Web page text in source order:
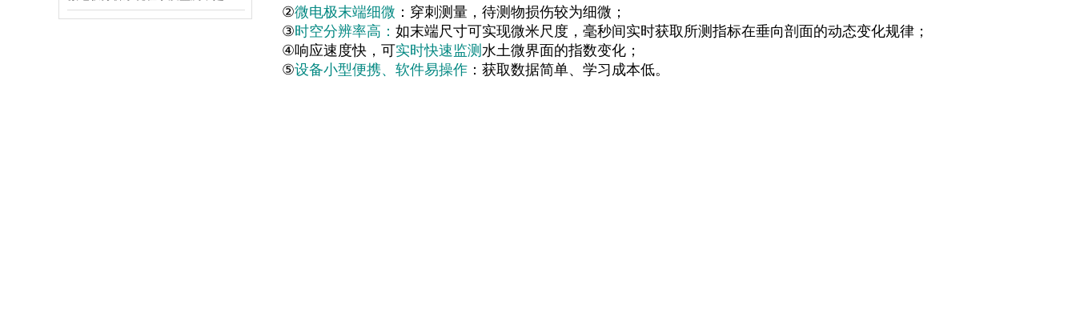
②微电极末端细微 ：穿刺测量，待测物损伤较为细微；
③时空分辨率高： 如末端尺寸可实现微米尺度，毫秒间实时获取所测指标在垂向剖面的动态变化规律；
④响应速度快，可实时快速监测 水土微界面的指数变化；
⑤设备小型便携、软件易操作 ：获取数据简单、学习成本低。